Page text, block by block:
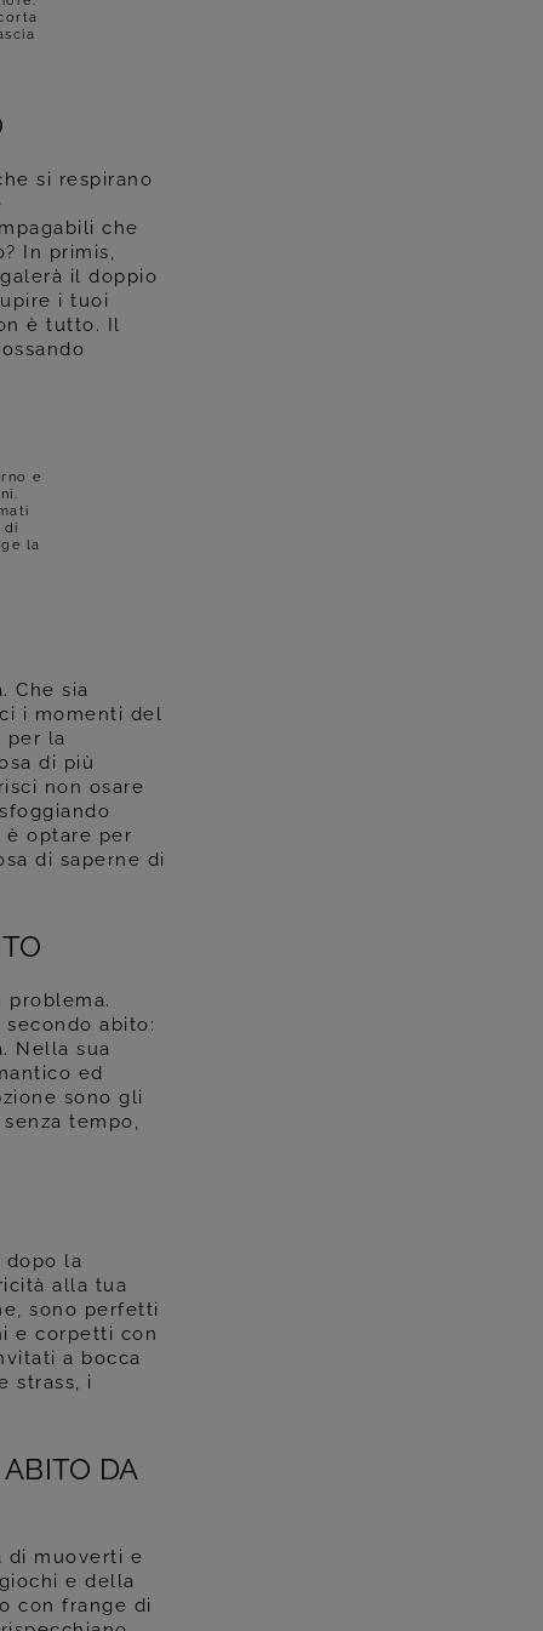
si respirano
che
In primis,
il doppio
i tuoi
è tutto. Il
e
di
la
Che sia
i momenti del
per la
di più
non osare
è optare per
di saperne di
problema.
abito:
Nella sua
ed
sono gli
tempo,
dopo la
alla tua
sono perfetti
e corpetti con
a bocca
strass, i
DA
di muoverti e
e della
con frange di